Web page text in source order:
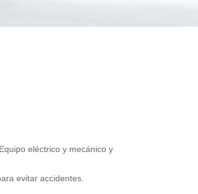
eléctrico y mecánico y
evitar accidentes.